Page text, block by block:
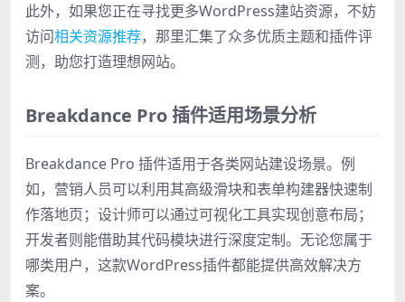
此外，如果您正在寻找更多WordPress建站资源，不妨
访问相关资源推荐，那里汇集了众多优质主题和插件评
测，助您打造理想网站。
Breakdance Pro 插件适用场景分析
Breakdance Pro 插件适用于各类网站建设场景。例
如，营销人员可以利用其高级滑块和表单构建器快速制
作落地页；设计师可以通过可视化工具实现创意布局；
开发者则能借助其代码模块进行深度定制。无论您属于
哪类用户，这款WordPress插件都能提供高效解决方
案。